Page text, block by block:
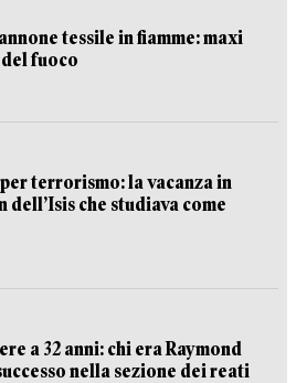
tessile in fiamme: maxi
fuoco
terrorismo: la vacanza in
dell’Isis che studiava come
a 32 anni: chi era Raymond
nella sezione dei reati